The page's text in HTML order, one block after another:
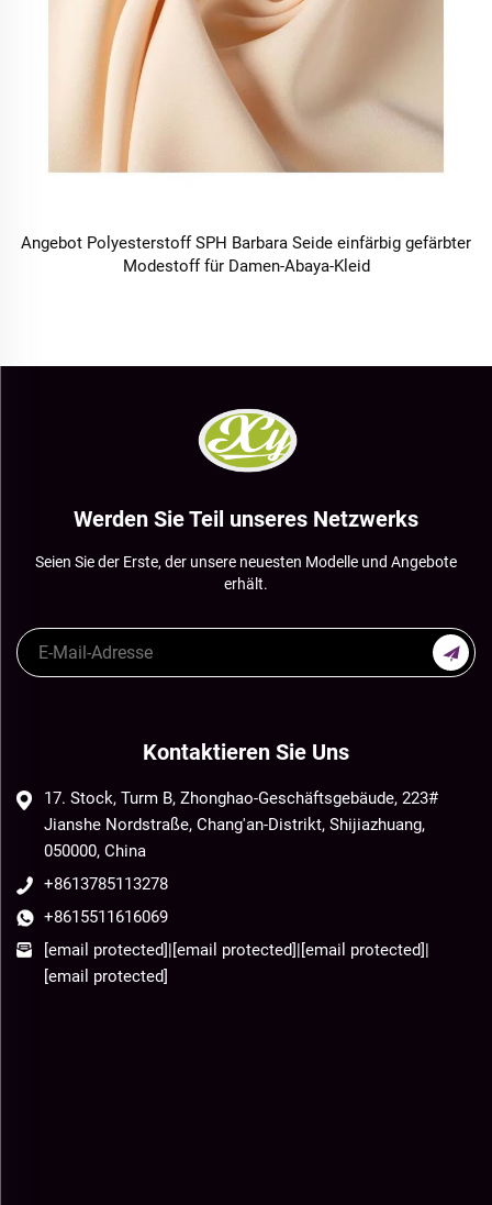
Angebot Polyesterstoff SPH Barbara Seide einfärbig gefärbter
Modestoff für Damen-Abaya-Kleid
Werden Sie Teil unseres Netzwerks
Seien Sie der Erste, der unsere neuesten Modelle und Angebote
erhält.
Kontaktieren Sie Uns
17. Stock, Turm B, Zhonghao-Geschäftsgebäude, 223#
Jianshe Nordstraße, Chang'an-Distrikt, Shijiazhuang,
050000, China
+8613785113278
+8615511616069
[email protected]|[email protected]|[email protected]|
[email protected]